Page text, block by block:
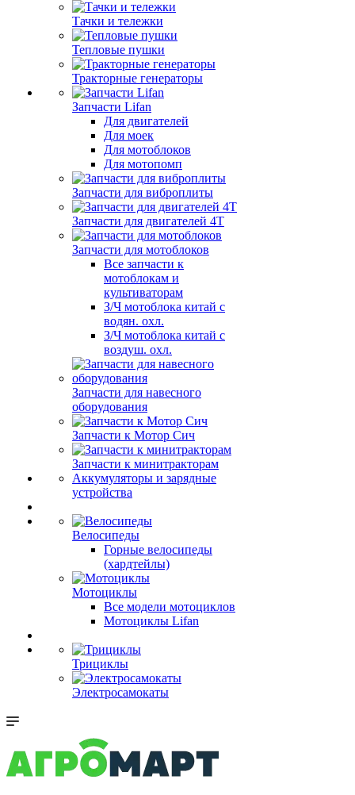
Тачки и тележки
Тепловые пушки
Тракторные генераторы
Запчасти Lifan
Для двигателей
Для моек
Для мотоблоков
Для мотопомп
Запчасти для виброплиты
Запчасти для двигателей 4Т
Запчасти для мотоблоков
Все запчасти к
мотоблокам и
культиваторам
З/Ч мотоблока китай с
водян. охл.
З/Ч мотоблока китай с
воздуш. охл.
Запчасти для навесного
оборудования
Запчасти к Мотор Сич
Запчасти к минитракторам
Аккумуляторы и зарядные
устройства
Велосипеды
Горные велосипеды
(хардтейлы)
Мотоциклы
Все модели мотоциклов
Мотоциклы Lifan
Трициклы
Электросамокаты